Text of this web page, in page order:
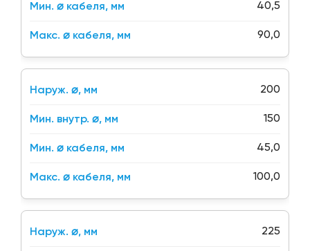
40,5
90,0
200
150
45,0
100,0
225